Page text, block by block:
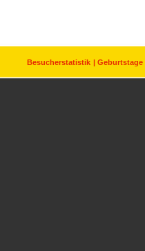
Besucherstatistik Geburtstage